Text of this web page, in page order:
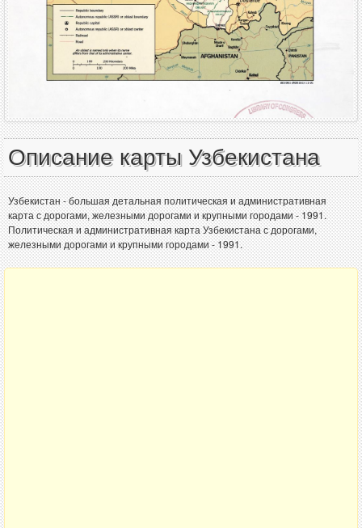
Описание карты Узбекистана
Узбекистан - большая детальная политическая и административная
карта с дорогами, железными дорогами и крупными городами - 1991.
Политическая и административная карта Узбекистана с дорогами,
железными дорогами и крупными городами - 1991.